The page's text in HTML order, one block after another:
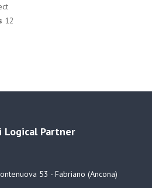
12
Logical Partner
53 - Fabriano (Ancona)